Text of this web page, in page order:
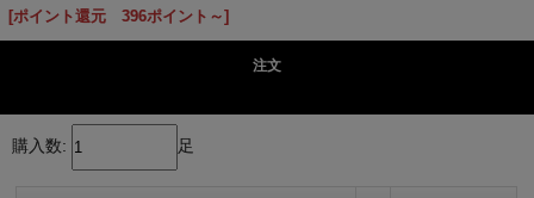
[ポイント還元 396ポイント～]
注文
購入数: 足